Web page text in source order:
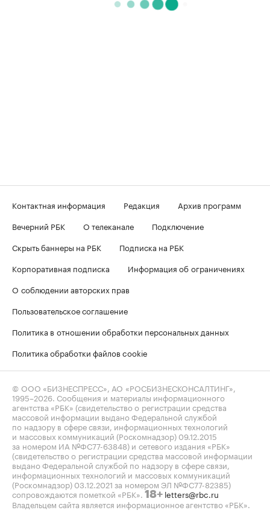
Контактная информация Редакция
Архив программ
Вечерний РБК
О телеканале
Подключение
Скрыть баннеры на РБК
Подписка на РБК
Корпоративная подписка
Информация об ограничениях
О соблюдении авторских прав
Пользовательское соглашение
Политика в отношении обработки персональных данных
Политика обработки файлов cookie
© ООО «БИЗНЕСПРЕСС», АО «РОСБИЗНЕСКОНСАЛТИНГ»,
1995–2026 . Сообщения и материалы информационного
агентства «РБК» (свидетельство о регистрации средства
массовой информации выдано Федеральной службой
по надзору в сфере связи, информационных технологий
и массовых коммуникаций (Роскомнадзор) 09.12.2015
за номером ИА №ФС77-63848) и сетевого издания «РБК»
(свидетельство о регистрации средства массовой информации
выдано Федеральной службой по надзору в сфере связи,
информационных технологий и массовых коммуникаций
(Роскомнадзор) 03.12.2021 за номером ЭЛ №ФС77-82385)
сопровождаются пометкой «РБК». 18+ letters@rbc.ru
Владельцем сайта является информационное агентство «РБК».